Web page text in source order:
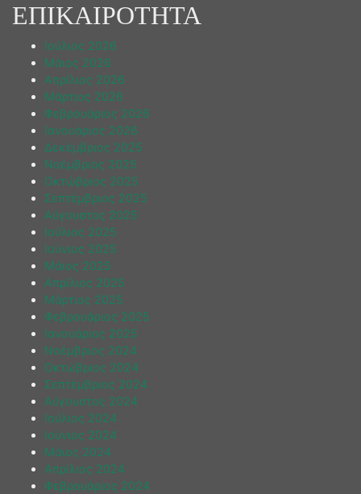
ΕΠΙΚΑΙΡΟΤΗΤΑ
Ιούλιος 2026
Μάιος 2026
Απρίλιος 2026
Μάρτιος 2026
Φεβρουάριος 2026
Ιανουάριος 2026
Δεκέμβριος 2025
Νοέμβριος 2025
Οκτώβριος 2025
Σεπτέμβριος 2025
Αύγουστος 2025
Ιούλιος 2025
Ιούνιος 2025
Μάιος 2025
Απρίλιος 2025
Μάρτιος 2025
Φεβρουάριος 2025
Ιανουάριος 2025
Νοέμβριος 2024
Οκτώβριος 2024
Σεπτέμβριος 2024
Αύγουστος 2024
Ιούλιος 2024
Ιούνιος 2024
Μάιος 2024
Απρίλιος 2024
Φεβρουάριος 2024